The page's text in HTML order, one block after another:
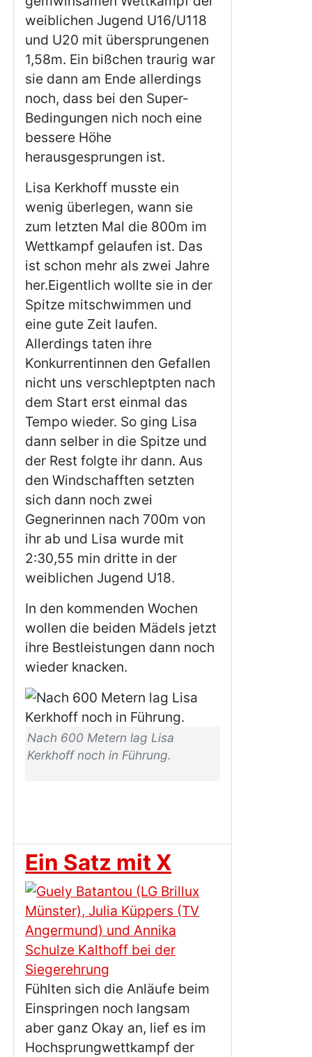
weiblichen Jugend U16/U118
und U20 mit übersprungenen
1,58m. Ein bißchen traurig war
sie dann am Ende allerdings
noch, dass bei den Super-
Bedingungen nich noch eine
bessere Höhe
herausgesprungen ist.
Lisa Kerkhoff musste ein
wenig überlegen, wann sie
zum letzten Mal die 800m im
Wettkampf gelaufen ist. Das
ist schon mehr als zwei Jahre
her.Eigentlich wollte sie in der
Spitze mitschwimmen und
eine gute Zeit laufen.
Allerdings taten ihre
Konkurrentinnen den Gefallen
nicht uns verschleptpten nach
dem Start erst einmal das
Tempo wieder. So ging Lisa
dann selber in die Spitze und
der Rest folgte ihr dann. Aus
den Windschafften setzten
sich dann noch zwei
Gegnerinnen nach 700m von
ihr ab und Lisa wurde mit
2:30,55 min dritte in der
weiblichen Jugend U18.
In den kommenden Wochen
wollen die beiden Mädels jetzt
ihre Bestleistungen dann noch
wieder knacken.
Nach 600 Metern lag Lisa
Kerkhoff noch in Führung.
Ein Satz mit X
Fühlten sich die Anläufe beim
Einspringen noch langsam
aber ganz Okay an, lief es im
Hochsprungwettkampf der